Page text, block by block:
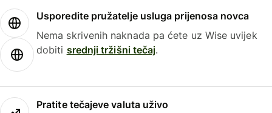
Usporedite pružatelje usluga prijenosa novca
Nema skrivenih naknada pa ćete uz Wise uvijek
dobiti srednji tržišni tečaj.
Pratite tečajeve valuta uživo